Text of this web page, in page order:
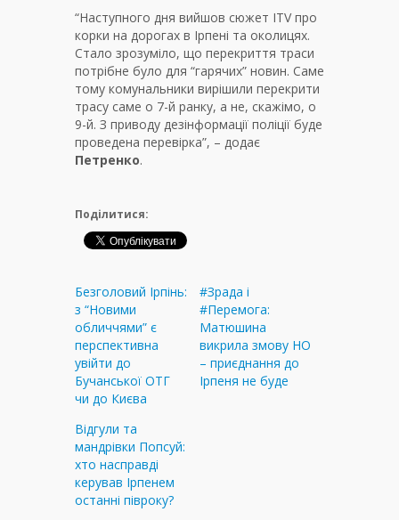
“Наступного дня вийшов сюжет ITV про
корки на дорогах в Ірпені та околицях.
Стало зрозуміло, що перекриття траси
потрібне було для “гарячих” новин. Саме
тому комунальники вирішили перекрити
трасу саме о 7-й ранку, а не, скажімо, о
9-й. З приводу дезінформації поліції буде
проведена перевірка”, – додає
Петренко.
Поділитися:
Безголовий Ірпінь:
з “Новими
обличчями” є
перспективна
увійти до
Бучанської ОТГ
чи до Києва
#Зрада і
#Перемога:
Матюшина
викрила змову НО
– приєднання до
Ірпеня не буде
Відгули та
мандрівки Попсуй:
хто насправді
керував Ірпенем
останні півроку?